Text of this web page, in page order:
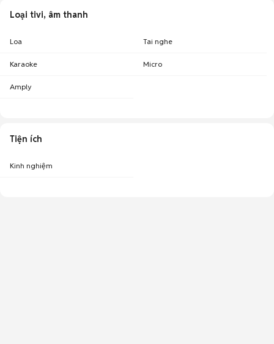
Loại tivi, âm thanh
Loa Tai nghe
Karaoke Micro
Amply
Tiện ích
Kinh nghiệm